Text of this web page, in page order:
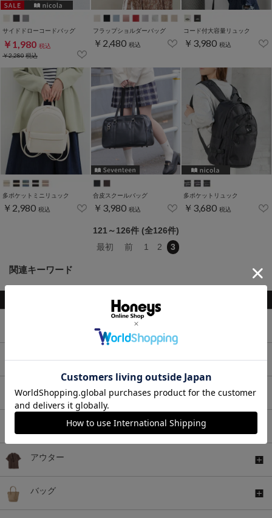
サイドドローコードバッグ
￥1,980 税込
￥2,280税込
フラップショルダーバッグ
￥2,480 税込
コード付大容量リュック
￥3,980 税込
多ポケットミニリュック
￥2,980 税込
合皮スクールバッグ
￥3,980 税込
多ポケットリュック
￥3,680 税込
121～126件 (全126件)
最初
前 1 2 3
関連キーワード
ワンピース
セットアップ
アウター
バッグ